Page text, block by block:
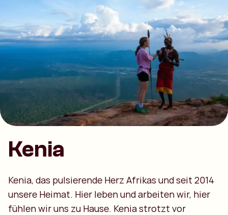
Kenia
Kenia, das pulsierende Herz Afrikas und seit 2014
unsere Heimat. Hier leben und arbeiten wir, hier
fühlen wir uns zu Hause. Kenia strotzt vor